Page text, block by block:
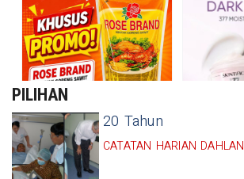
PILIHAN
20 Tahun
CATATAN HARIAN DAHLAN